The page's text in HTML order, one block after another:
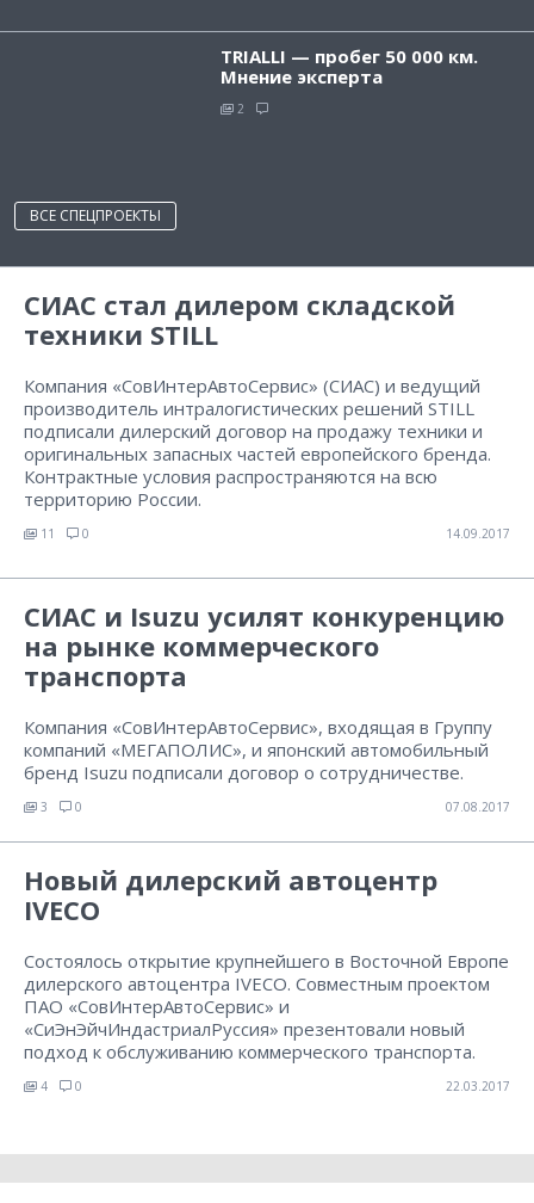
TRIALLI — пробег 50 000 км.
Мнение эксперта
2
ВСЕ СПЕЦПРОЕКТЫ
СИАС стал дилером складской
техники STILL
Компания «СовИнтерАвтоСервис» (СИАС) и ведущий
производитель интралогистических решений STILL
подписали дилерский договор на продажу техники и
оригинальных запасных частей европейского бренда.
Контрактные условия распространяются на всю
территорию России.
11 0 14.09.2017
СИАС и Isuzu усилят конкуренцию
на рынке коммерческого
транспорта
Компания «СовИнтерАвтоСервис», входящая в Группу
компаний «МЕГАПОЛИС», и японский автомобильный
бренд Isuzu подписали договор о сотрудничестве.
3 0 07.08.2017
Новый дилерский автоцентр
IVECO
Состоялось открытие крупнейшего в Восточной Европе
дилерского автоцентра IVECO. Совместным проектом
ПАО «СовИнтерАвтоСервис» и
«СиЭнЭйчИндастриалРуссия» презентовали новый
подход к обслуживанию коммерческого транспорта.
4 0 22.03.2017